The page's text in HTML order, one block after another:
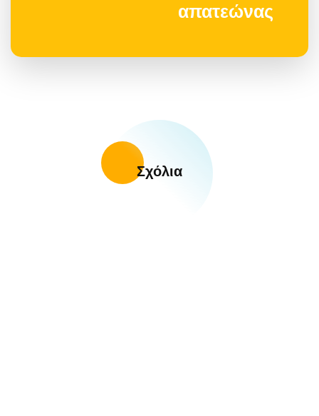
απατεώνας
Σχόλια